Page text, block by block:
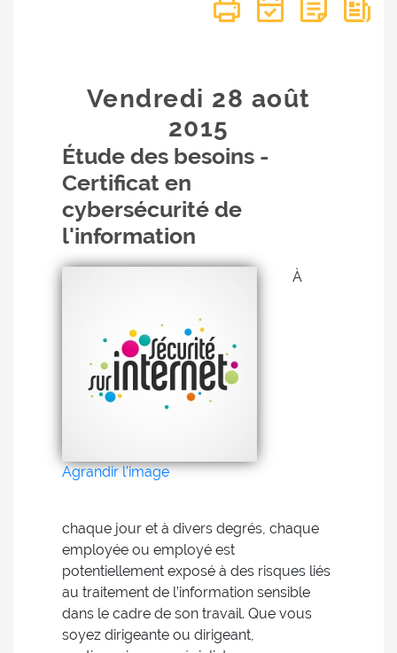
Vendredi 28 août
2015
Étude des besoins -
Certificat en
cybersécurité de
l'information
Agrandir l'image
À
chaque jour et à divers degrés, chaque
employée ou employé est
potentiellement exposé à des risques liés
au traitement de l’information sensible
dans le cadre de son travail. Que vous
soyez dirigeante ou dirigeant,